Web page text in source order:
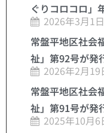
ぐりコロコロ」
2026年3月1日
常盤平地区社会
祉」第92号が発
2026年2月19
常盤平地区社会
祉」第91号が発
2025年10月6